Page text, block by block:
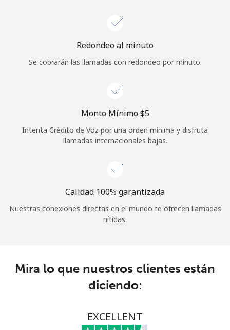
REGÍSTRATE →
Redondeo al minuto
Se cobrarán las llamadas con redondeo por minuto.
Monto Mínimo ⁦$5⁩
Intenta Crédito de Voz por una orden mínima y disfruta
llamadas internacionales bajas.
Calidad 100% garantizada
Nuestras conexiones directas en el mundo te ofrecen llamadas
nítidas.
Mira lo que nuestros clientes están
diciendo:
EXCELLENT